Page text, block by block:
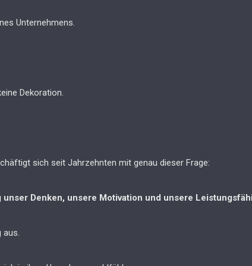
Unternehmens.
Dekoration.
sich seit Jahrzehnten mit genau dieser Frage:
Denken, unsere Motivation und unsere
aus.